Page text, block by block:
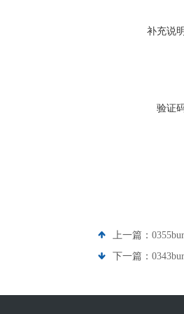
补充说
验证
上一篇：
下一篇：